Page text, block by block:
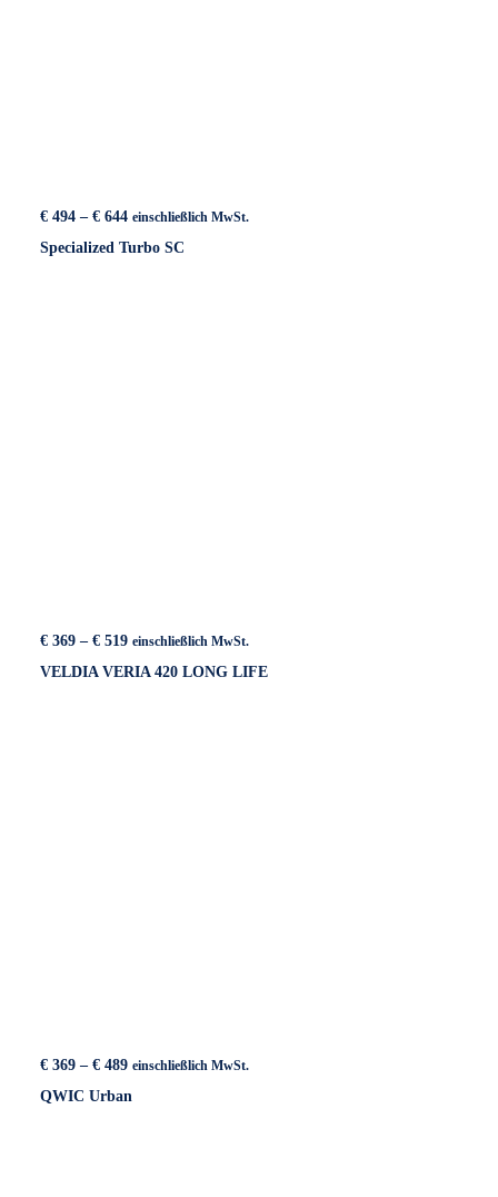
€ 494 – € 644Preisspanne:
bis
einschließlich MwSt.
Specialized Turbo SC
€ 369 – € 519Preisspanne:
bis
einschließlich MwSt.
VELDIA VERIA 420 LONG LIFE
€ 369 – € 489Preisspanne:
bis
einschließlich MwSt.
QWIC Urban